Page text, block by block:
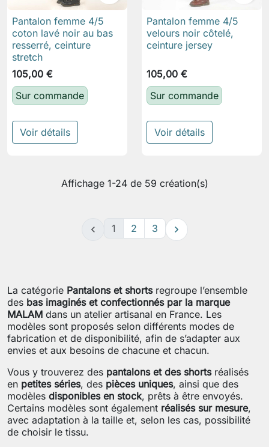
Pantalon femme 4/5
coton lavé noir au bas
resserré, ceinture
stretch
105,00 €
Sur commande
Voir détails
Pantalon femme 4/5
velours noir côtelé,
ceinture jersey
105,00 €
Sur commande
Voir détails
Affichage 1-24 de 59 création(s)
 1 2 3 
La catégorie Pantalons et shortsregroupe l’ensemble
des bas imaginés et confectionnés par la marque
MALAM dans un atelier artisanal en France. Les
modèles sont proposés selon différents modes de
fabrication et de disponibilité, afin de s’adapter aux
envies et aux besoins de chacune et chacun.
Vous y trouverez des pantalons et des shortsréalisés
en petites séries, des pièces uniques, ainsi que des
modèles disponibles en stock, prêts à être envoyés.
Certains modèles sont également réalisés sur mesure,
avec adaptation à la taille et, selon les cas, possibilité
de choisir le tissu.